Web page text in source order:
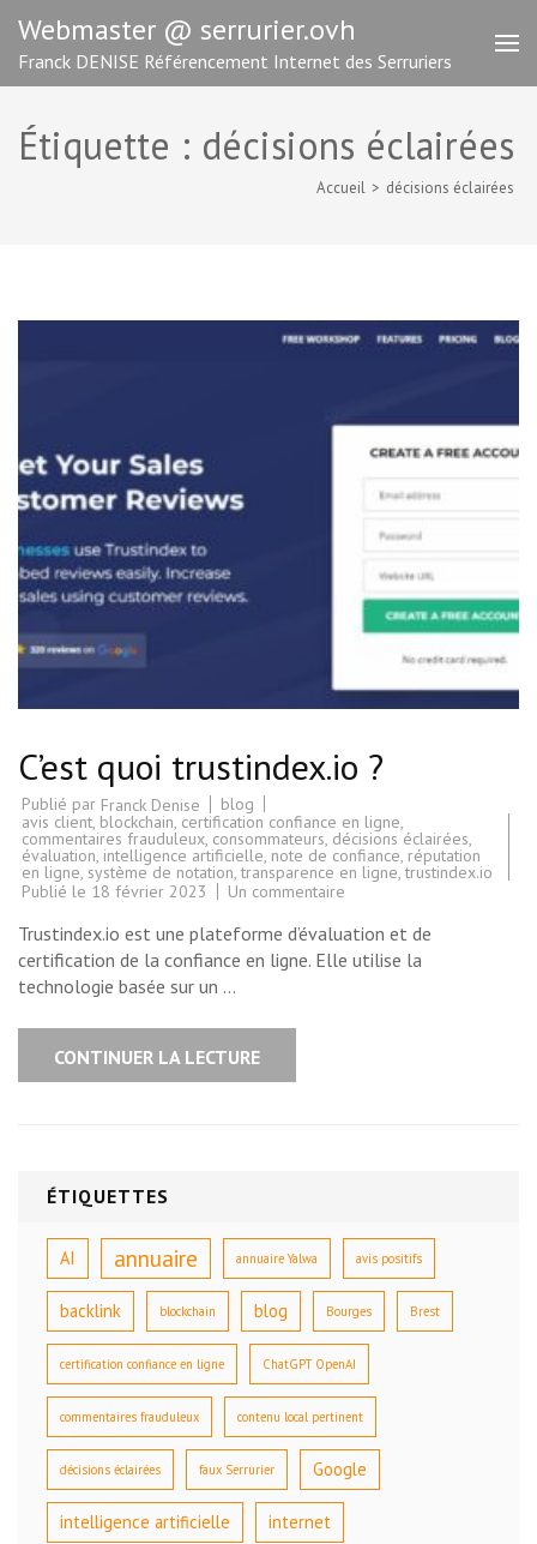
contenu
(Pressez
Webmaster @ serrurier.ovh
Franck DENISE Référencement Internet des Serruriers
Étiquette : décisions éclairées
Accueil > décisions éclairées
C’est quoi trustindex.io ?
Publié par Franck Denise
blog
avis client, blockchain, certification confiance en ligne,
commentaires frauduleux, consommateurs, décisions éclairées,
évaluation, intelligence artificielle, note de confiance, réputation
en ligne, système de notation,transparence en ligne,trustindex.io
Publié le 18 février 2023 Un commentaire
quoi
trustindex.io
?
Trustindex.io est une plateforme d’évaluation et de
certification de la confiance en ligne. Elle utilise la
technologie basée sur un …
CONTINUER LA LECTURE
ÉTIQUETTES
AI annuaire annuaire Yalwa avis positifs
backlink blockchain blog Bourges Brest
certification confiance en ligne ChatGPT OpenAI
commentaires frauduleux contenu local pertinent
décisions éclairées faux Serrurier Google
intelligence artificielle internet